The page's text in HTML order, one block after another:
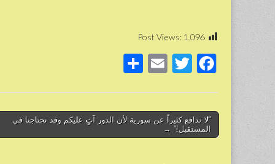
Post Views: 1,096
F
e
b
T
er
E
e
Post
navigation
“لا تدافع كثيراً عن سورية لأن الدور آتٍ عليكم وقد تحتاجنا في
المستقبل!” →